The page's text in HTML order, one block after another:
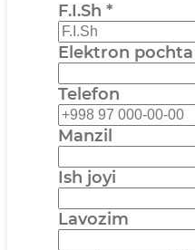
F.I.Sh *
Elektron pochta
Telefon
Manzil
Ish joyi
Lavozim